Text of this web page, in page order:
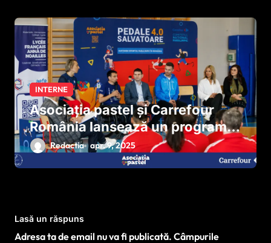
INTERNE
Asociația pastel și Carrefour
România lansează un program
național pentru dezvoltarea
sportului paralimpic
Redactia apr. 9, 2025
Lasă un răspuns
Adresa ta de email nu va fi publicată. Câmpurile